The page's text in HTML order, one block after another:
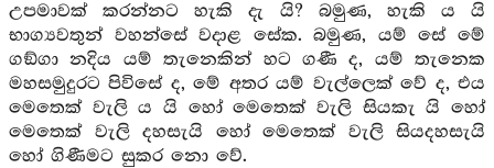
උපමාවක් කරන්නට හැකි දැ යි? බමුණ, හැකි ය යි
භාග්‍යවතුන් වහන්සේ වදාළ සේක. බමුණ, යම් සේ මේ
ගඞ්ගා නදිය යම් තැනෙකින් හට ගණී ද, යම් තැනෙක
මහසමුදුරට පිවිසේ ද, මේ අතර යම් වැල්ලෙක් වේ ද, එය
මෙතෙක් වැලි ය යි හෝ මෙතෙක් වැලි සියකැ යි හෝ
මෙතෙක් වැලි දහසැයි හෝ මෙතෙක් වැලි සියදහසැයි
හෝ ගිණීමට සුකර නො වේ.